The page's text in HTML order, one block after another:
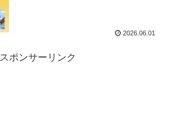
2026.06.01
スポンサーリンク